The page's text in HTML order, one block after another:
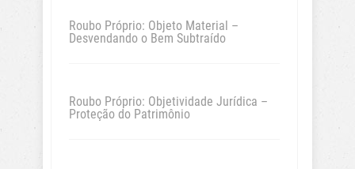
Roubo Próprio: Objeto Material –
Desvendando o Bem Subtraído
Roubo Próprio: Objetividade Jurídica –
Proteção do Patrimônio